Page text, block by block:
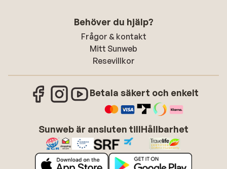
Behöver du hjälp?
Frågor & kontakt
Mitt Sunweb
Resevillkor
Betala säkert och enkelt
Sunweb är ansluten tillHållbarhet